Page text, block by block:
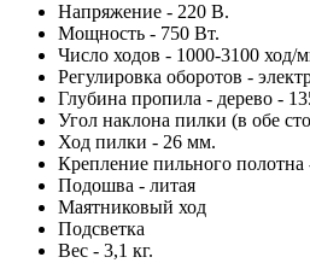
Напряжение - 220 В.
Мощность - 750 Вт.
Число ходов - 1000-3100 ход/
Регулировка оборотов -
Глубина пропила - дерево -
Угол наклона пилки (в обе
Ход пилки - 26 мм.
Крепление пильного
Подошва - литая
Маятниковый ход
Подсветка
Вес - 3,1 кг.